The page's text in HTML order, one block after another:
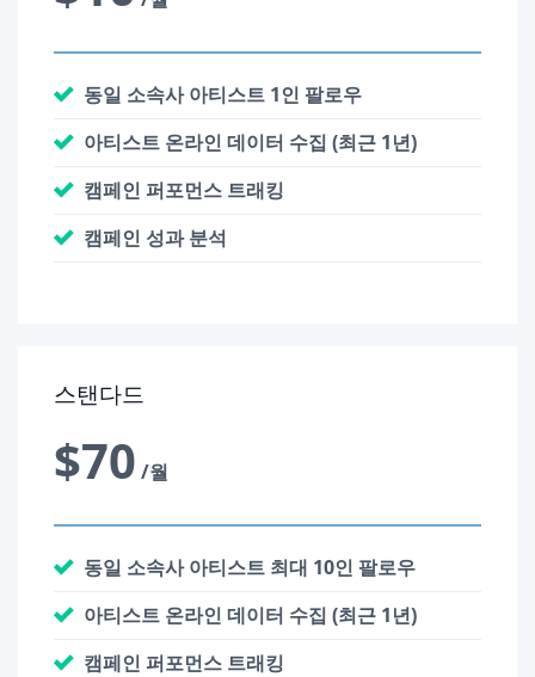
동일 소속사 아티스트 1인 팔로우
아티스트 온라인 데이터 수집 (최근 1년)
캠페인 퍼포먼스 트래킹
캠페인 성과 분석
스탠다드
$70 /월
동일 소속사 아티스트 최대 10인 팔로우
아티스트 온라인 데이터 수집 (최근 1년)
캠페인 퍼포먼스 트래킹